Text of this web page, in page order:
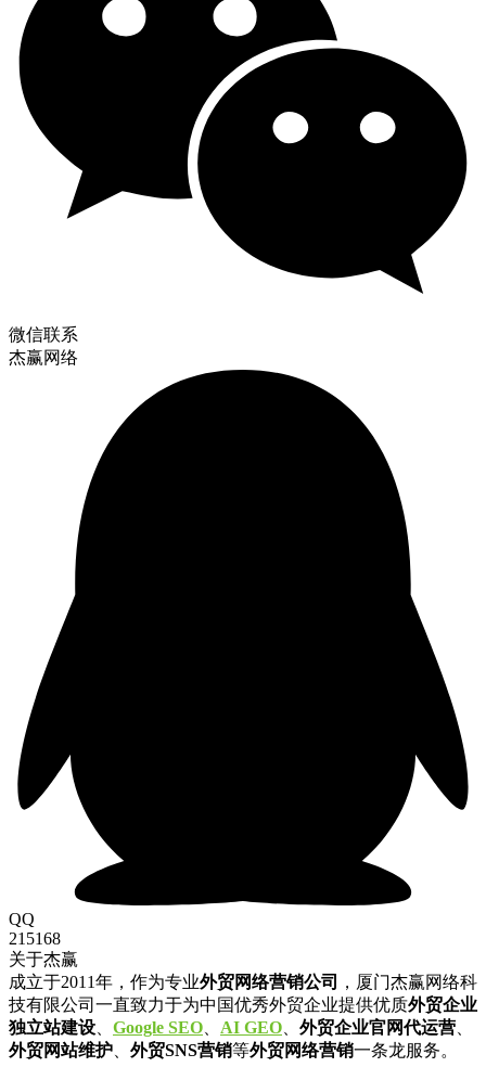
微信联系
杰赢网络
QQ
215168
关于杰赢
成立于2011年，作为专业外贸网络营销公司
，厦门杰赢网络科
技有限公司一直致力于为中国优秀外贸企业提供优质外贸企业
独立站建设
Google SEO AI GEO 外贸企业官网代运营
外贸网站维护
外贸SNS营销等外贸网络营销一条龙服务。